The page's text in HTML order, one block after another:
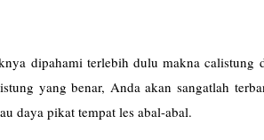
dipahami terlebih dulu makna calistung
yang benar, Anda akan sangatlah
daya pikat tempat les abal-abal.